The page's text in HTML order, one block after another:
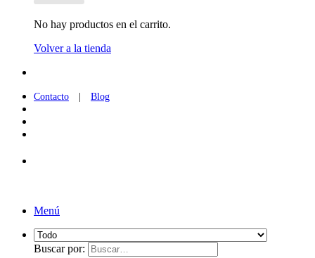
No hay productos en el carrito.
Volver a la tienda
Contacto Blog
Menú
Buscar por: